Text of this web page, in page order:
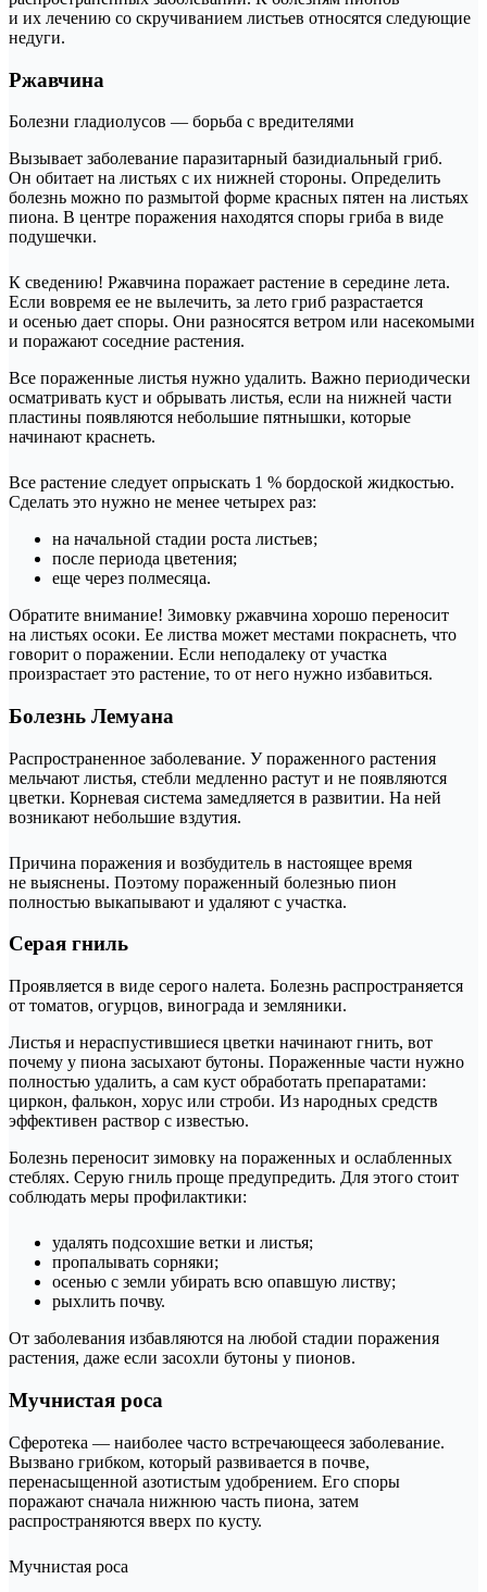
и их лечению со скручиванием листьев относятся следующие
недуги.
Ржавчина
Болезни гладиолусов — борьба с вредителями
Вызывает заболевание паразитарный базидиальный гриб.
Он обитает на листьях с их нижней стороны. Определить
болезнь можно по размытой форме красных пятен на листьях
пиона. В центре поражения находятся споры гриба в виде
подушечки.
К сведению! Ржавчина поражает растение в середине лета.
Если вовремя ее не вылечить, за лето гриб разрастается
и осенью дает споры. Они разносятся ветром или насекомыми
и поражают соседние растения.
Все пораженные листья нужно удалить. Важно периодически
осматривать куст и обрывать листья, если на нижней части
пластины появляются небольшие пятнышки, которые
начинают краснеть.
Все растение следует опрыскать 1 % бордоской жидкостью.
Сделать это нужно не менее четырех раз:
на начальной стадии роста листьев;
после периода цветения;
еще через полмесяца.
Обратите внимание! Зимовку ржавчина хорошо переносит
на листьях осоки. Ее листва может местами покраснеть, что
говорит о поражении. Если неподалеку от участка
произрастает это растение, то от него нужно избавиться.
Болезнь Лемуана
Распространенное заболевание. У пораженного растения
мельчают листья, стебли медленно растут и не появляются
цветки. Корневая система замедляется в развитии. На ней
возникают небольшие вздутия.
Причина поражения и возбудитель в настоящее время
не выяснены. Поэтому пораженный болезнью пион
полностью выкапывают и удаляют с участка.
Серая гниль
Проявляется в виде серого налета. Болезнь распространяется
от томатов, огурцов, винограда и земляники.
Листья и нераспустившиеся цветки начинают гнить, вот
почему у пиона засыхают бутоны. Пораженные части нужно
полностью удалить, а сам куст обработать препаратами:
циркон, фалькон, хорус или строби. Из народных средств
эффективен раствор с известью.
Болезнь переносит зимовку на пораженных и ослабленных
стеблях. Серую гниль проще предупредить. Для этого стоит
соблюдать меры профилактики:
удалять подсохшие ветки и листья;
пропалывать сорняки;
осенью с земли убирать всю опавшую листву;
рыхлить почву.
От заболевания избавляются на любой стадии поражения
растения, даже если засохли бутоны у пионов.
Мучнистая роса
Сферотека — наиболее часто встречающееся заболевание.
Вызвано грибком, который развивается в почве,
перенасыщенной азотистым удобрением. Его споры
поражают сначала нижнюю часть пиона, затем
распространяются вверх по кусту.
Мучнистая роса